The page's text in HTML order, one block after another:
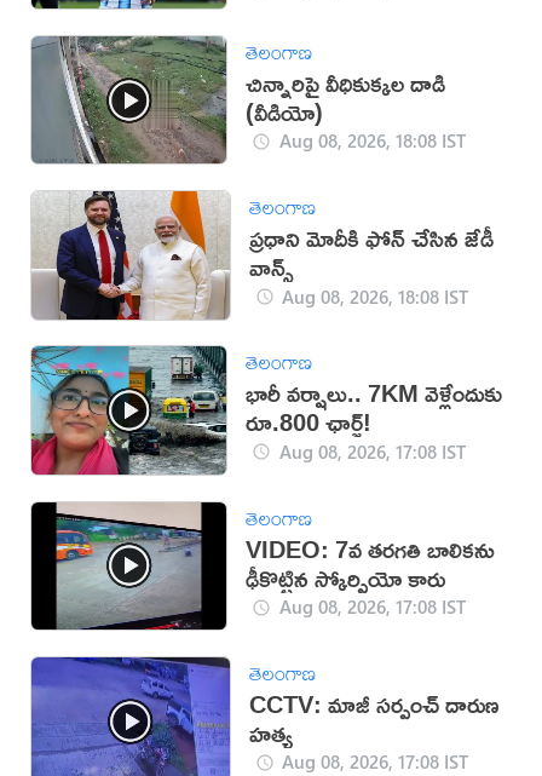
తెలంగాణ
చిన్నారిపై వీధికుక్కల దాడి
(వీడియో)
Aug 08, 2026, 18:08 IST
తెలంగాణ
ప్రధాని మోదీకి ఫోన్ చేసిన జేడీ
వాన్స్
Aug 08, 2026, 18:08 IST
తెలంగాణ
భారీ వర్షాలు.. 7KM వెళ్లేందుకు
రూ.800 ఛార్జ్!
Aug 08, 2026, 17:08 IST
తెలంగాణ
VIDEO: 7వ తరగతి బాలికను
ఢీకొట్టిన స్కోర్పియో కారు
Aug 08, 2026, 17:08 IST
తెలంగాణ
CCTV: మాజీ సర్పంచ్ దారుణ
హత్య
Aug 08, 2026, 17:08 IST